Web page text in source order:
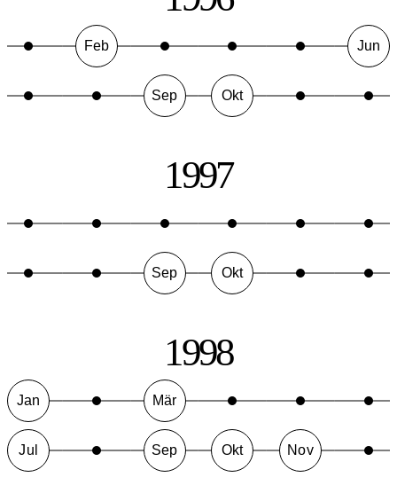
Feb Jun
Sep Okt
1997
Sep Okt
1998
Jan Mär
Jul Sep Okt Nov